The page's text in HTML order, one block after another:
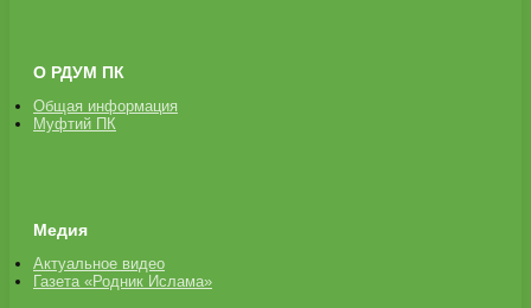
О РДУМ ПК
Общая информация
Муфтий ПК
Медия
Актуальное видео
Газета «Родник Ислама»